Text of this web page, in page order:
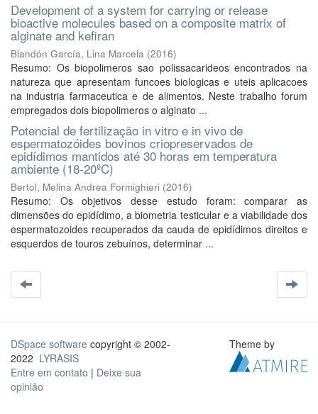
Development of a system for carrying or release
bioactive molecules based on a composite matrix of
alginate and kefiran
Blandón García, Lina Marcela (2016)
Resumo: Os biopolimeros sao polissacarideos encontrados na
natureza que apresentam funcoes biologicas e uteis aplicacoes
na industria farmaceutica e de alimentos. Neste trabalho forum
empregados dois biopolimeros o alginato ...
Potencial de fertilização in vitro e in vivo de
espermatozóides bovinos criopreservados de
epidídimos mantidos até 30 horas em temperatura
ambiente (18-20ºC)
Bertol, Melina Andrea Formighieri (2016)
Resumo: Os objetivos desse estudo foram: comparar as
dimensões do epidídimo, a biometria testicular e a viabilidade dos
espermatozoides recuperados da cauda de epidídimos direitos e
esquerdos de touros zebuínos, determinar ...
DSpace software copyright © 2002-
2022 LYRASIS
Entre em contato | Deixe sua
opinião
Theme by